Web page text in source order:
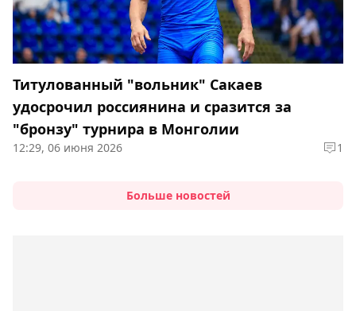
Титулованный "вольник" Сакаев
удосрочил россиянина и сразится за
"бронзу" турнира в Монголии
12:29, 06 июня 2026 1
Больше новостей